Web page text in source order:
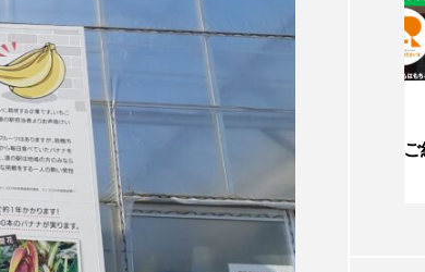
Blog
群馬のお盆期間中イベントをご紹介！！